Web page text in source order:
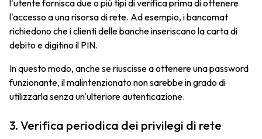
l'utente fornisca due o più tipi di verifica prima di ottenere
l'accesso a una risorsa di rete. Ad esempio, i bancomat
richiedono che i clienti delle banche inseriscano la carta di
debito e digitino il PIN.
In questo modo, anche se riuscisse a ottenere una password
funzionante, il malintenzionato non sarebbe in grado di
utilizzarla senza un'ulteriore autenticazione.
3. Verifica periodica dei privilegi di rete